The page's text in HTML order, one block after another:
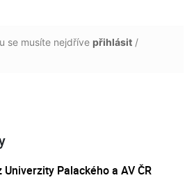
se musíte nejdříve přihlásit /
Univerzity Palackého a AV ČR